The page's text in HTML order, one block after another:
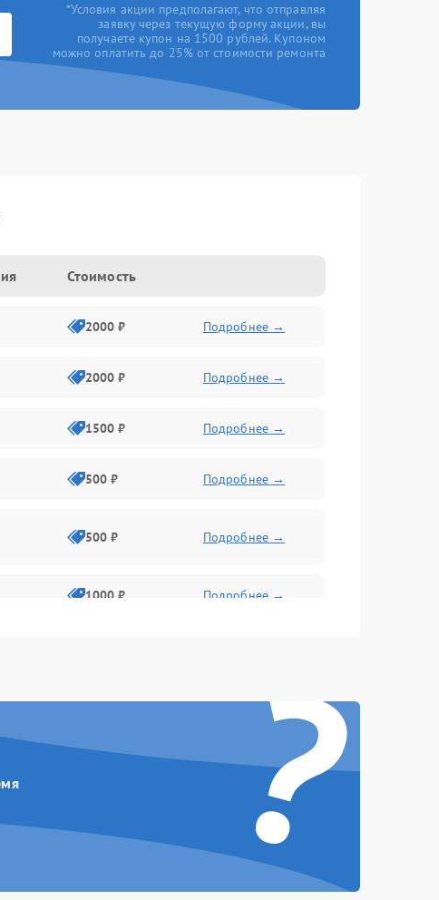
*Условия акции предполагают, что отправляя
заявку через текущую форму акции, вы
получаете купон на 1500 рублей. Купоном
можно оплатить до 25% от стоимости ремонта
Стоимость
2000 ₽ Подробнее →
2000 ₽ Подробнее →
1500 ₽ Подробнее →
500 ₽ Подробнее →
500 ₽ Подробнее →
1000 ₽ Подробнее →
1000 ₽ Подробнее →
Подробнее →
1000 ₽ Подробнее →
?